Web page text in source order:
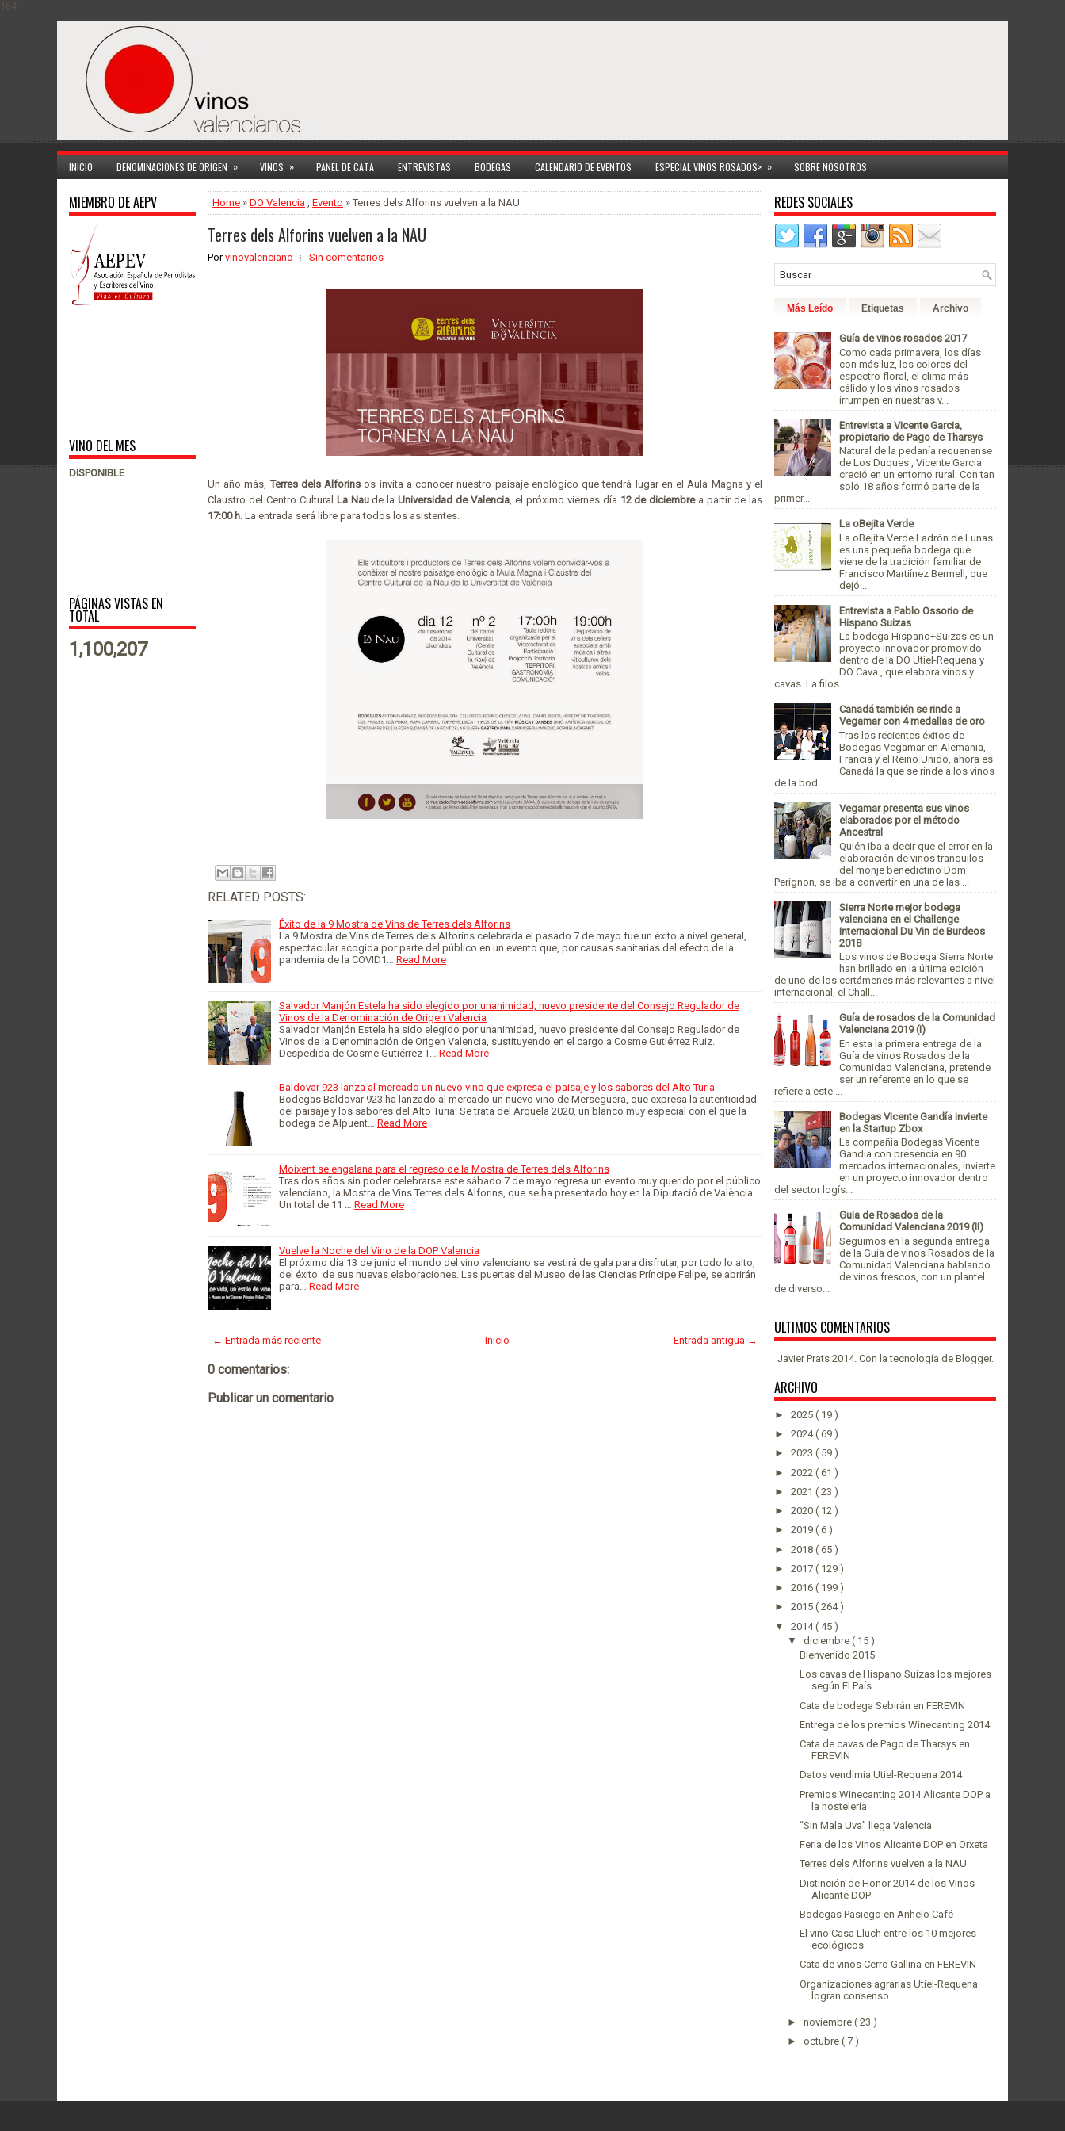
164
INICIO DENOMINACIONES DE ORIGEN » VINOS » PANEL DE CATA ENTREVISTAS BODEGAS CALENDARIO DE EVENTOS ESPECIAL VINOS ROSADOS> » SOBRE NOSOTROS
MIEMBRO DE AEPV
VINO DEL MES
DISPONIBLE
PÁGINAS VISTAS EN
TOTAL
1,100,207
Home » DO Valencia , Evento » Terres dels Alforins vuelven a la NAU
Terres dels Alforins vuelven a la NAU
Porvinovalenciano Sin comentarios
Un año más,Terres dels Alforins os invita a conocer nuestro paisaje enológico que tendrá lugar en el Aula Magna y el
Claustro del Centro Cultural La Naude laUniversidad de Valencia, el próximo viernes día 12 de diciembrea partir de las
17:00 h. La entrada será libre para todos los asistentes.
RELATED POSTS:
Éxito de la 9 Mostra de Vins de Terres dels Alforins
La 9 Mostra de Vins de Terres dels Alforins celebrada el pasado 7 de mayo fue un éxito a nivel general,
espectacular acogida por parte del público en un evento que, por causas sanitarias del efecto de la
pandemia de la COVID1…
Read More
Salvador Manjón Estela ha sido elegido por unanimidad, nuevo presidente del Consejo Regulador de
Vinos de la Denominación de Origen Valencia
Salvador Manjón Estela ha sido elegido por unanimidad, nuevo presidente del Consejo Regulador de
Vinos de la Denominación de Origen Valencia, sustituyendo en el cargo a Cosme Gutiérrez Ruiz.
Despedida de Cosme Gutiérrez T…
Read More
Baldovar 923 lanza al mercado un nuevo vino que expresa el paisaje y los sabores del Alto Turia
Bodegas Baldovar 923 ha lanzado al mercado un nuevo vino de Merseguera, que expresa la autenticidad
del paisaje y los sabores del Alto Turia. Se trata del Arquela 2020, un blanco muy especial con el que la
bodega de Alpuent…
Read More
Moixent se engalana para el regreso de la Mostra de Terres dels Alforins
Tras dos años sin poder celebrarse este sábado 7 de mayo regresa un evento muy querido por el público
valenciano, la Mostra de Vins Terres dels Alforins, que se ha presentado hoy en la Diputació de València.
Un total de 11 …
Read More
Vuelve la Noche del Vino de la DOP Valencia
El próximo día 13 de junio el mundo del vino valenciano se vestirá de gala para disfrutar, por todo lo alto,
del éxito de sus nuevas elaboraciones. Las puertas del Museo de las Ciencias Príncipe Felipe, se abrirán
para…
Read More
← Entrada más reciente Entrada antigua →
Inicio
0 comentarios:
Publicar un comentario
REDES SOCIALES
Más Leído Etiquetas Archivo
Guía de vinos rosados 2017
Como cada primavera, los días
con más luz, los colores del
espectro floral, el clima más
cálido y los vinos rosados
irrumpen en nuestras v...
Entrevista a Vicente Garcia,
propietario de Pago de Tharsys
Natural de la pedanía requenense
de Los Duques , Vicente Garcia
creció en un entorno rural. Con tan
solo 18 años formó parte de la
primer...
La oBejita Verde
La oBejita Verde Ladrón de Lunas
es una pequeña bodega que
viene de la tradición familiar de
Francisco Martiínez Bermell, que
dejó...
Entrevista a Pablo Ossorio de
Hispano Suizas
La bodega Hispano+Suizas es un
proyecto innovador promovido
dentro de la DO Utiel-Requena y
DO Cava , que elabora vinos y
cavas. La filos...
Canadá también se rinde a
Vegamar con 4 medallas de oro
Tras los recientes éxitos de
Bodegas Vegamar en Alemania,
Francia y el Reino Unido, ahora es
Canadá la que se rinde a los vinos
de la bod...
Vegamar presenta sus vinos
elaborados por el método
Ancestral
Quién iba a decir que el error en la
elaboración de vinos tranquilos
del monje benedictino Dom
Perignon, se iba a convertir en una de las ...
Sierra Norte mejor bodega
valenciana en el Challenge
Internacional Du Vin de Burdeos
2018
Los vinos de Bodega Sierra Norte
han brillado en la última edición
de uno de los certámenes más relevantes a nivel
internacional, el Chall...
Guía de rosados de la Comunidad
Valenciana 2019 (I)
En esta la primera entrega de la
Guía de vinos Rosados de la
Comunidad Valenciana, pretende
ser un referente en lo que se
refiere a este ...
Bodegas Vicente Gandía invierte
en la Startup Zbox
La compañía Bodegas Vicente
Gandía con presencia en 90
mercados internacionales, invierte
en un proyecto innovador dentro
del sector logís...
Guia de Rosados de la
Comunidad Valenciana 2019 (II)
Seguimos en la segunda entrega
de la Guía de vinos Rosados de la
Comunidad Valenciana hablando
de vinos frescos, con un plantel
de diverso...
ULTIMOS COMENTARIOS
Javier Prats 2014. Con la tecnología de Blogger.
ARCHIVO
► 2025 ( 19 )
► 2024( 69 )
► 2023 ( 59 )
► 2022 ( 61 )
► 2021 ( 23 )
► 2020 ( 12 )
► 2019 ( 6 )
► 2018 ( 65 )
► 2017 ( 129 )
► 2016 ( 199 )
► 2015 ( 264 )
▼ 2014( 45 )
▼ diciembre ( 15 )
Bienvenido 2015
Los cavas de Hispano Suizas los mejores
según El País
Cata de bodega Sebirán en FEREVIN
Entrega de los premios Winecanting 2014
Cata de cavas de Pago de Tharsys en
FEREVIN
Datos vendimia Utiel-Requena 2014
Premios Winecanting 2014 Alicante DOP a
la hostelería
“Sin Mala Uva” llega Valencia
Feria de los Vinos Alicante DOP en Orxeta
Terres dels Alforins vuelven a la NAU
Distinción de Honor 2014 de los Vinos
Alicante DOP
Bodegas Pasiego en Anhelo Café
El vino Casa Lluch entre los 10 mejores
ecológicos
Cata de vinos Cerro Gallina en FEREVIN
Organizaciones agrarias Utiel-Requena
logran consenso
► noviembre ( 23 )
► octubre ( 7 )